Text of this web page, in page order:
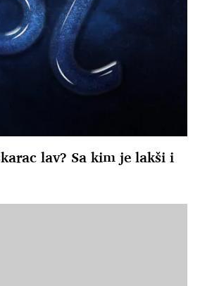
lav? Sa kim je lakši i